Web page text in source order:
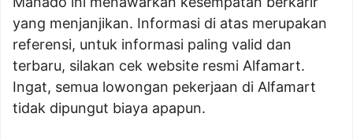
yang menjanjikan. Informasi di atas merupakan
referensi, untuk informasi paling valid dan
terbaru, silakan cek website resmi Alfamart.
Ingat, semua lowongan pekerjaan di Alfamart
tidak dipungut biaya apapun.